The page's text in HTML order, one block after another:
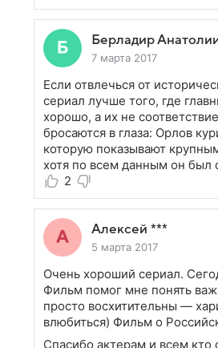
Берладир
7 марта 2017
Если отвлечься от
сериал лучше того, где
хорошо, а их не
бросаются в глаза: Орлов
которую показывают
хотя по всем данным он
2
Алексей ***
5 марта 2017
Очень хороший сериал.
Фильм помог мне понять
просто восхитительны —
влюбиться) Фильм о
Спасибо актерам и всем кто